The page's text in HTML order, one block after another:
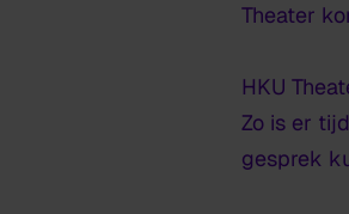
Theater
HKU
Zo is er
gesprek